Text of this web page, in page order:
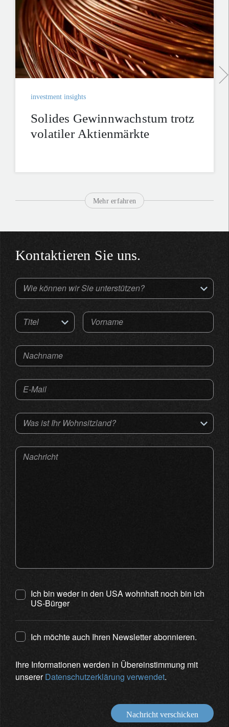
investment insights
Solides Gewinnwachstum trotz
volatiler Aktienmärkte
Mehr erfahren
Kontaktieren Sie uns.
Wie können wir Sie unterstützen?
Titel Vorname
Nachname
E-Mail
Was ist Ihr Wohnsitzland?
Nachricht
Ich bin weder in den USA wohnhaft noch bin ich
US-Bürger
Ich möchte auch Ihren Newsletter abonnieren.
Ihre Informationen werden in Übereinstimmung mit
unsererDatenschutzerklärung verwendet.
Nachricht verschicken